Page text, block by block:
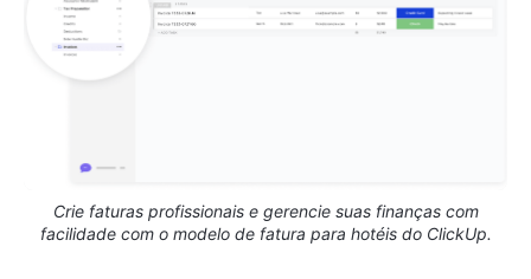
Crie faturas profissionais e gerencie suas finanças com
facilidade com o modelo de fatura para hotéis do ClickUp.